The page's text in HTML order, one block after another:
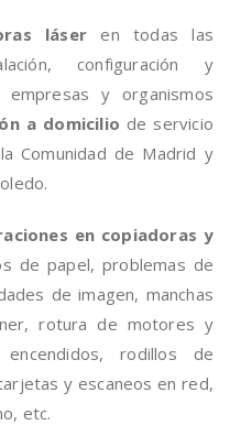
láser en todas las
configuración y
empresas y organismos
a domicilio de servicio
Comunidad de Madrid y
en copiadoras y
de papel, problemas de
de imagen, manchas
rotura de motores y
rodillos de
y escaneos en red,
etc.